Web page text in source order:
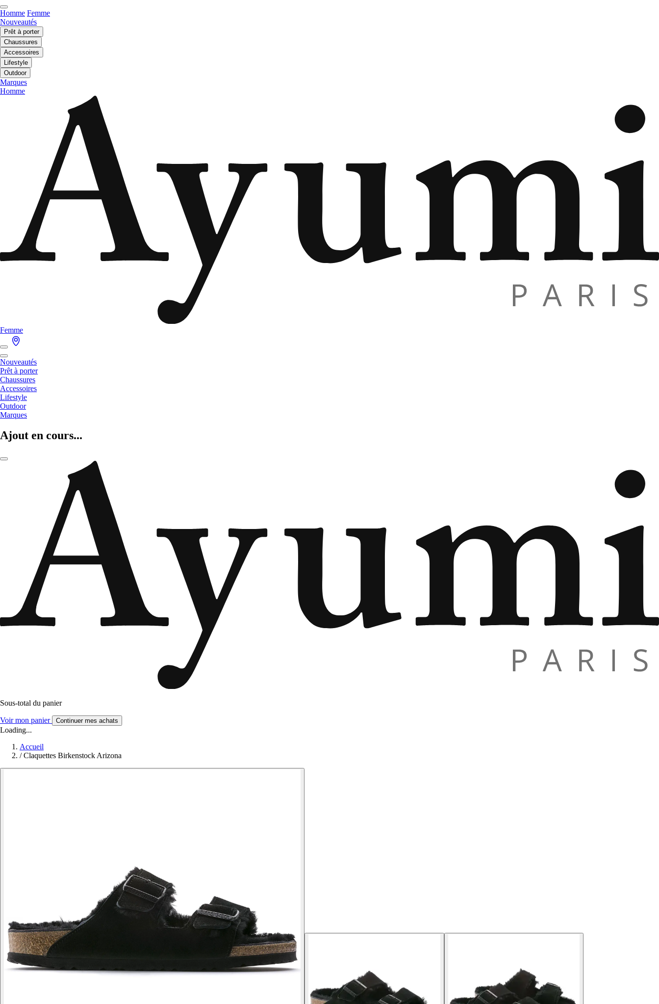
Homme Femme
Nouveautés
Prêt à porter
Chaussures
Accessoires
Lifestyle
Outdoor
Marques
Homme
Femme
Nouveautés
Prêt à porter
Chaussures
Accessoires
Lifestyle
Outdoor
Marques
Ajout en cours...
Sous-total du panier
Voir mon panier Continuer mes achats
Loading...
Accueil
/ Claquettes Birkenstock Arizona